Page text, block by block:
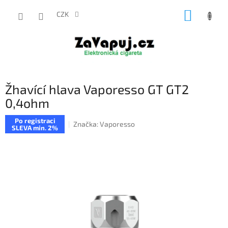
CZK
Žhavící hlava Vaporesso GT GT2
0,4ohm
Po registraci
SLEVA min. 2%
Značka:Vaporesso